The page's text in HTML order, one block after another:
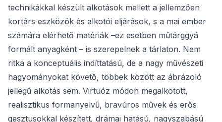
technikákkal készült alkotások mellett a jellemzően
kortárs eszközök és alkotói eljárások, s a mai ember
számára elérhető matériák –ez esetben műtárggyá
formált anyagként – is szerepelnek a tárlaton. Nem
ritka a konceptuális indíttatású, de a nagy művészeti
hagyományokat követő, többek között az ábrázoló
jellegű alkotás sem. Virtuóz módon megalkotott,
realisztikus formanyelvű, bravúros művek és erős
gesztusokkal készített, drámai hatású, nagyszabású